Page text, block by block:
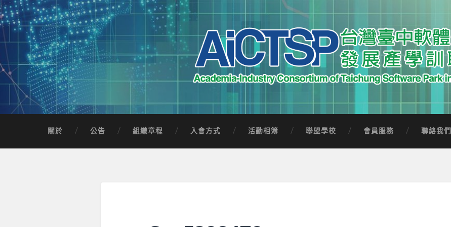
Skip
to
content
Search
AICTSP 台灣臺中軟體園區發展產學訓聯盟
Academia-Industry Consortium of Taichung Software Park in Taiwan
關於 公告 組織章程 入會方式 活動相簿 聯盟學校 會員服務 聯絡我們